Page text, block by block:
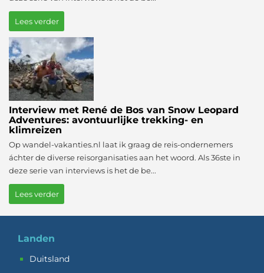
Lees verder
Interview met René de Bos van Snow Leopard
Adventures: avontuurlijke trekking- en
klimreizen
Op wandel-vakanties.nl laat ik graag de reis-ondernemers
áchter de diverse reisorganisaties aan het woord. Als 36ste in
deze serie van interviews is het de be...
Lees verder
Landen
Duitsland